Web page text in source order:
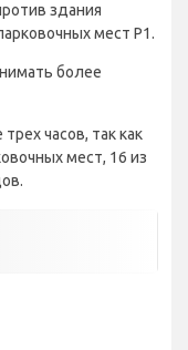
здания
мест P1.
более
часов, так как
мест, 16 из